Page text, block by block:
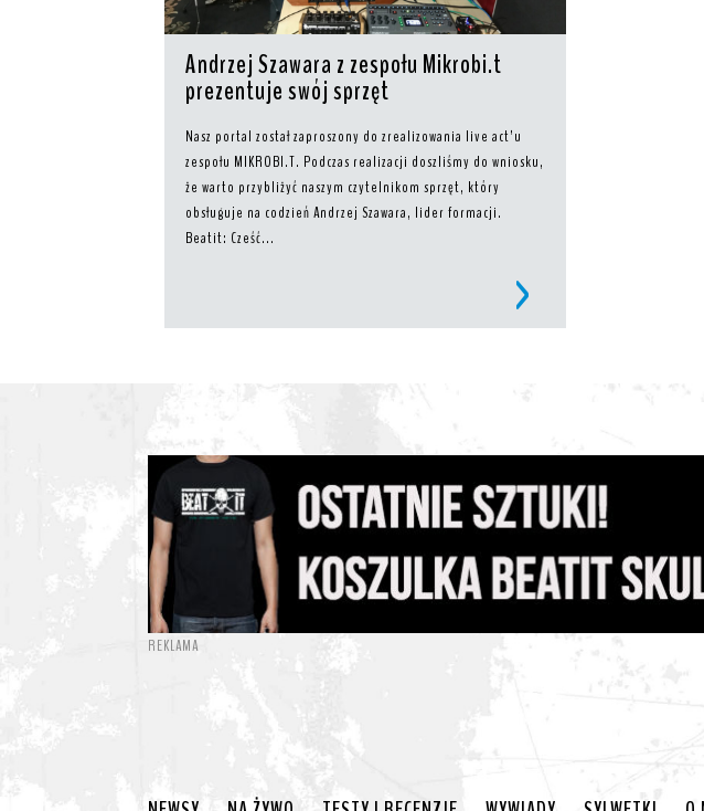
Andrzej Szawara z zespołu Mikrobi.t
prezentuje swój sprzęt
Nasz portal został zaproszony do zrealizowania live act’u
zespołu MIKROBI.T. Podczas realizacji doszliśmy do wniosku,
że warto przybliżyć naszym czytelnikom sprzęt, który
obsługuje na codzień Andrzej Szawara, lider formacji.
Beatit: Cześć...
REKLAMA